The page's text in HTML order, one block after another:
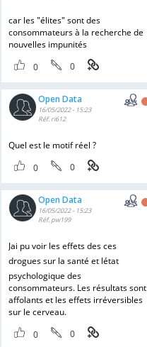
car les "élites" sont des
consommateurs à la recherche de
nouvelles impunités
0
0
Open Data
16/05/2022 - 15:23
Réf. ri612
Quel est le motif réel ?
0
0
Open Data
16/05/2022 - 15:23
Réf. pw199
Jai pu voir les effets des ces
drogues sur la santé et létat
psychologique des
consommateurs. Les résultats sont
affolants et les effets irréversibles
sur le cerveau.
0
0